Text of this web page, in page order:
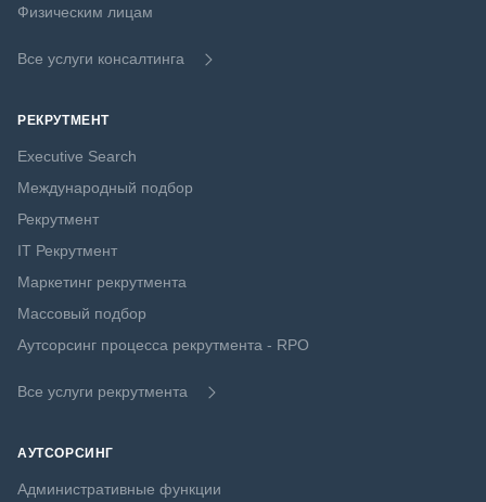
Физическим лицам
Все услуги консалтинга
РЕКРУТМЕНТ
Executive Search
Международный подбор
Рекрутмент
IT Рекрутмент
Маркетинг рекрутмента
Массовый подбор
Аутсорсинг процесса рекрутмента - RPO
Все услуги рекрутмента
АУТСОРСИНГ
Административные функции